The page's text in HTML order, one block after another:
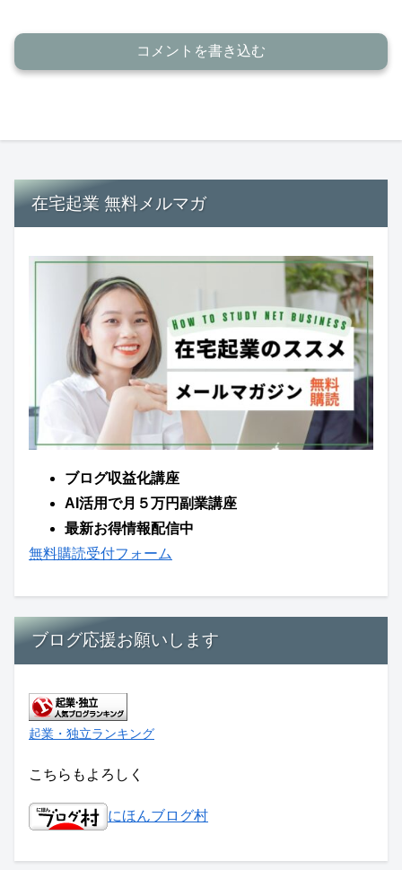
コメントを書き込む
在宅起業 無料メルマガ
ブログ収益化講座
AI活用で月５万円副業講座
最新お得情報配信中
無料購読受付フォーム
ブログ応援お願いします
起業・独立ランキング
こちらもよろしく
にほんブログ村